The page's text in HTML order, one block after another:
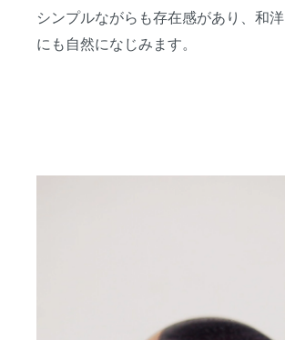
シンプルながらも存在感があり、和
にも自然になじみます。